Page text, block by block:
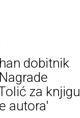
dobitnik
za knjigu
autora'